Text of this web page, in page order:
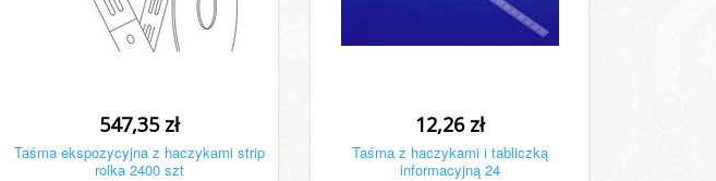
547,35 zł
Taśma ekspozycyjna z haczykami strip
rolka 2400 szt
12,26 zł
Taśma z haczykami i tabliczką
informacyjną 24